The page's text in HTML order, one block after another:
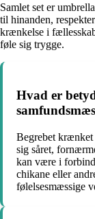
Samlet set er
til hinanden,
krænkelse i
føle sig trygge.
Hvad er
Begrebet krænket
sig såret,
kan være i
chikane eller
følelsesmæssige